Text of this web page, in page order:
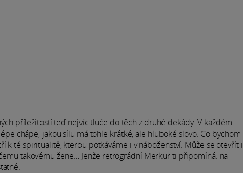
příležitostí teď nejvíc tluče do těch z druhé dekády. V každém
chápe, jakou sílu má tohle krátké, ale hluboké slovo. Co bychom
k té spiritualitě, kterou potkáváme i v náboženství. Může se otevřít i
takovému žene… Jenže retrográdní Merkur ti připomíná: na